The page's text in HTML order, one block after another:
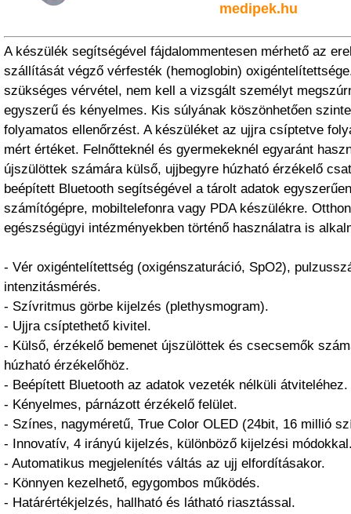
medipek.hu
A készülék segítségével fájdalommentesen mérhető az
szállítását végző vérfesték (hemoglobin)
szükséges vérvétel, nem kell a vizsgált személyt
egyszerű és kényelmes. Kis súlyának köszönhetően
folyamatos ellenőrzést. A készüléket az ujjra csíptetve
mért értéket. Felnőtteknél és gyermekeknél egyaránt
újszülöttek számára külső, ujjbegyre húzható érzékelő
beépített Bluetooth segítségével a tárolt adatok
számítógépre, mobiltelefonra vagy PDA készülékre.
egészségügyi intézményekben történő használatra is
- Vér oxigéntelítettség (oxigénszaturáció, SpO2),
intenzitásmérés.
- Szívritmus görbe kijelzés (plethysmogram).
- Ujjra csíptethető kivitel.
- Külső, érzékelő bemenet újszülöttek és csecsemők
húzható érzékelőhöz.
- Beépített Bluetooth az adatok vezeték nélküli átviteléhez.
- Kényelmes, párnázott érzékelő felület.
- Színes, nagyméretű, True Color OLED (24bit, 16 millió
- Innovatív, 4 irányú kijelzés, különböző kijelzési
- Automatikus megjelenítés váltás az ujj elfordításakor.
- Könnyen kezelhető, egygombos működés.
- Határértékjelzés, hallható és látható riasztással.